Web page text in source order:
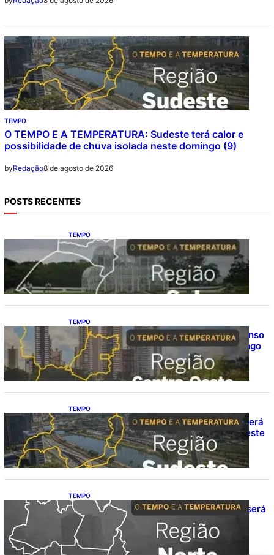
TEMPO
O TEMPO E A TEMPERATURA: Sudeste terá calor e
possibilidade de chuva isolada neste domingo (9)
byRedação8 de agosto de 2026
POSTS RECENTES
TEMPO
O TEMPO E A TEMPERATURA: Sul terá
chuva, frio e possibilidade de trovoadas
neste domingo (9)
TEMPO
O TEMPO E A TEMPERATURA: calor intenso
predomina no Centro-Oeste neste domingo
(9)
TEMPO
O TEMPO E A TEMPERATURA: Sudeste terá
calor e possibilidade de chuva isolada neste
domingo (9)
TEMPO
O TEMPO E A TEMPERATURA: domingo será
de pancadas de chuva entre Amazonas,
Acre e Roraima